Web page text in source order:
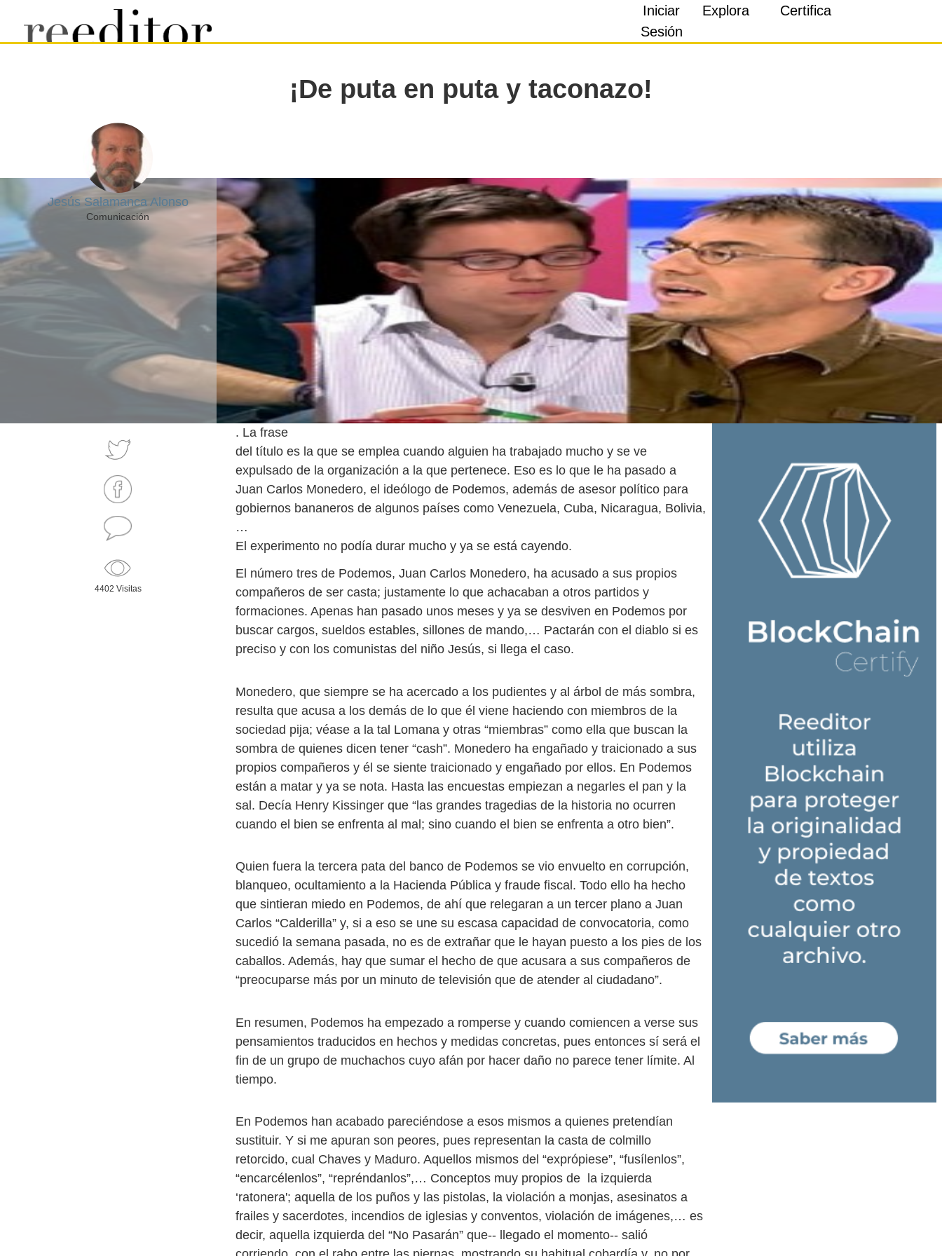
Iniciar
Sesión
Explora Certifica
Jesús Salamanca Alonso
Comunicación
¡De puta en puta y taconazo!
4402 Visitas
. La frase
del título es la que se emplea cuando alguien ha trabajado mucho y se ve
expulsado de la organización a la que pertenece. Eso es lo que le ha pasado a
Juan Carlos Monedero, el ideólogo de Podemos, además de asesor político para
gobiernos bananeros de algunos países como Venezuela, Cuba, Nicaragua, Bolivia,
…
El experimento no podía durar mucho y ya se está cayendo.
El número tres de Podemos, Juan Carlos Monedero, ha acusado a sus propios
compañeros de ser casta; justamente lo que achacaban a otros partidos y
formaciones. Apenas han pasado unos meses y ya se desviven en Podemos por
buscar cargos, sueldos estables, sillones de mando,… Pactarán con el diablo si es
preciso y con los comunistas del niño Jesús, si llega el caso.
Monedero, que siempre se ha acercado a los pudientes y al árbol de más sombra,
resulta que acusa a los demás de lo que él viene haciendo con miembros de la
sociedad pija; véase a la tal Lomana y otras “miembras” como ella que buscan la
sombra de quienes dicen tener “cash”. Monedero ha engañado y traicionado a sus
propios compañeros y él se siente traicionado y engañado por ellos. En Podemos
están a matar y ya se nota. Hasta las encuestas empiezan a negarles el pan y la
sal. Decía Henry Kissinger que “las grandes tragedias de la historia no ocurren
cuando el bien se enfrenta al mal; sino cuando el bien se enfrenta a otro bien”.
Quien fuera la tercera pata del banco de Podemos se vio envuelto en corrupción,
blanqueo, ocultamiento a la Hacienda Pública y fraude fiscal. Todo ello ha hecho
que sintieran miedo en Podemos, de ahí que relegaran a un tercer plano a Juan
Carlos “Calderilla” y, si a eso se une su escasa capacidad de convocatoria, como
sucedió la semana pasada, no es de extrañar que le hayan puesto a los pies de los
caballos. Además, hay que sumar el hecho de que acusara a sus compañeros de
“preocuparse más por un minuto de televisión que de atender al ciudadano”.
En resumen, Podemos ha empezado a romperse y cuando comiencen a verse sus
pensamientos traducidos en hechos y medidas concretas, pues entonces sí será el
fin de un grupo de muchachos cuyo afán por hacer daño no parece tener límite. Al
tiempo.
En Podemos han acabado pareciéndose a esos mismos a quienes pretendían
sustituir. Y si me apuran son peores, pues representan la casta de colmillo
retorcido, cual Chaves y Maduro. Aquellos mismos del “exprópiese”, “fusílenlos”,
“encarcélenlos”, “repréndanlos”,… Conceptos muy propios de la izquierda
‘ratonera'; aquella de los puños y las pistolas, la violación a monjas, asesinatos a
frailes y sacerdotes, incendios de iglesias y conventos, violación de imágenes,… es
decir, aquella izquierda del “No Pasarán” que-- llegado el momento-- salió